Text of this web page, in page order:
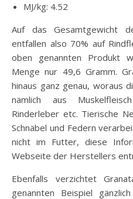
MJ/kg: 4.52
Auf das Gesamtgewicht
entfallen also 70% auf
oben genannten Produkt
Menge nur 49,6 Gramm.
hinaus ganz genau, woraus
nämlich aus
Rinderleber etc. Tierische
Schnäbel und Federn
nicht im Futter, diese
Webseite der Herstellers
Ebenfalls verzichtet
genannten Beispiel